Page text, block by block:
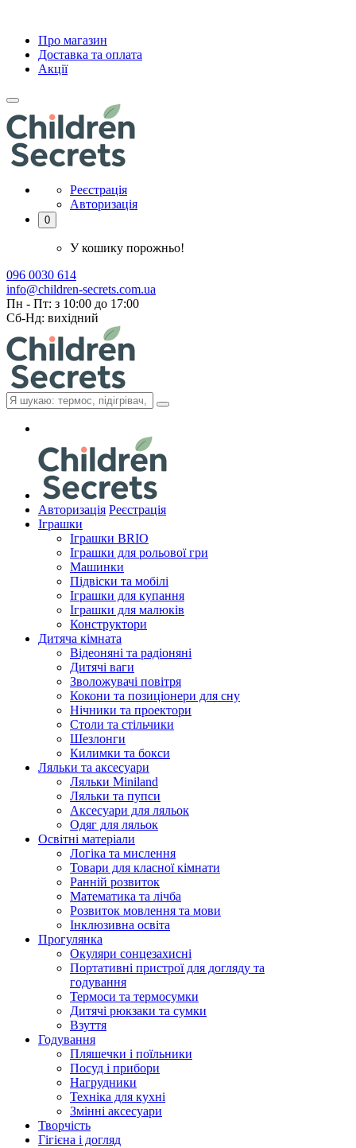
Про магазин
Доставка та оплата
Акції
Реєстрація
Авторизація
0
У кошику порожньо!
096 0030 614
info@children-secrets.com.ua
Пн - Пт: з 10:00 до 17:00
Сб-Нд: вихідний
Авторизація Реєстрація
Іграшки
Іграшки BRIO
Іграшки для рольової гри
Машинки
Підвіски та мобілі
Іграшки для купання
Іграшки для малюків
Конструктори
Дитяча кімната
Відеоняні та радіоняні
Дитячі ваги
Зволожувачі повітря
Кокони та позиціонери для сну
Нічники та проектори
Столи та стільчики
Шезлонги
Килимки та бокси
Ляльки та аксесуари
Ляльки Miniland
Ляльки та пупси
Аксесуари для ляльок
Одяг для ляльок
Освітні матеріали
Логіка та мислення
Товари для класної кімнати
Ранній розвиток
Математика та лічба
Розвиток мовлення та мови
Інклюзивна освіта
Прогулянка
Окуляри сонцезахисні
Портативні пристрої для догляду та
годування
Термоси та термосумки
Дитячі рюкзаки та сумки
Взуття
Годування
Пляшечки і поїльники
Посуд і прибори
Нагрудники
Техніка для кухні
Змінні аксесуари
Творчість
Гігієна і догляд